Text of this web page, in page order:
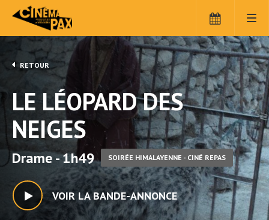
RETOUR
LE LÉOPARD DES
NEIGES
Drame - 1h49 SOIRÉE HIMALAYENNE - CINÉ REPAS
VOIR LA BANDE-ANNONCE